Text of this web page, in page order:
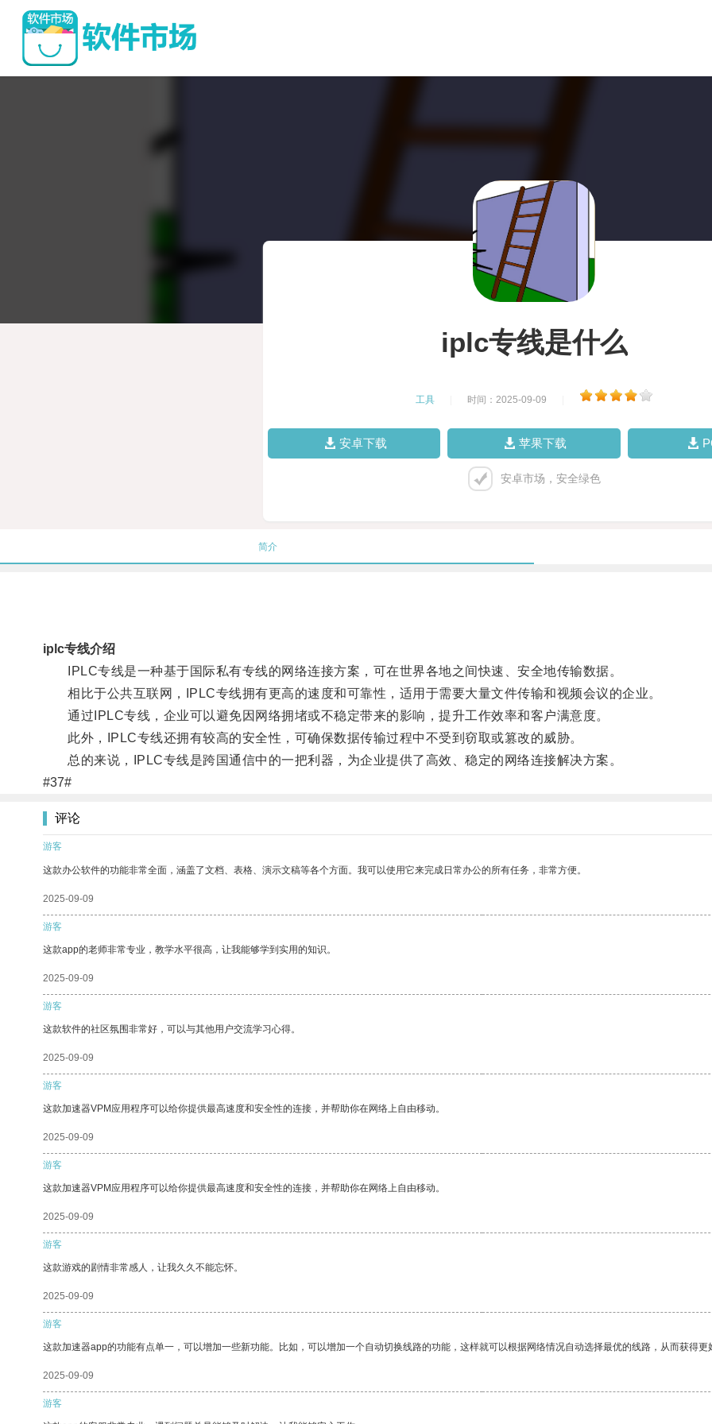
iplc专线是什么
工具 时间：2025-09-09
安卓下载 苹果下载
安卓市场，安全绿色
简介
iplc专线介绍
IPLC专线是一种基于国际私有专线的网络连接方案，可在世界各地之间快速、安全地传输数据。
相比于公共互联网，IPLC专线拥有更高的速度和可靠性，适用于需要大量文件传输和视频会议的企业。
通过IPLC专线，企业可以避免因网络拥堵或不稳定带来的影响，提升工作效率和客户满意度。
此外，IPLC专线还拥有较高的安全性，可确保数据传输过程中不受到窃取或篡改的威胁。
总的来说，IPLC专线是跨国通信中的一把利器，为企业提供了高效、稳定的网络连接解决方案。
#37#
评论
游客
这款办公软件的功能非常全面，涵盖了文档、表格、演示文稿等各个方面。我可以使用它来完成日常办公的所有任务，非常方便。
2025-09-09
游客
这款app的老师非常专业，教学水平很高，让我能够学到实用的知识。
2025-09-09
游客
这款软件的社区氛围非常好，可以与其他用户交流学习心得。
2025-09-09
游客
这款加速器VPM应用程序可以给你提供最高速度和安全性的连接，并帮助你在网络上自由移动。
2025-09-09
游客
这款加速器VPM应用程序可以给你提供最高速度和安全性的连接，并帮助你在网络上自由移动。
2025-09-09
游客
这款游戏的剧情非常感人，让我久久不能忘怀。
2025-09-09
游客
这款加速器app的功能有点单一，可以增加一些新功能。比如，可以增加一个自动切换线路的功能，这样就可以根据网络情况自动选择最优的线路，从而获得更
2025-09-09
游客